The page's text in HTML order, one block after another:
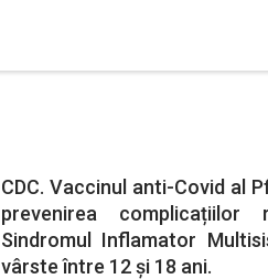
CDC. Vaccinul anti-Covid al
prevenirea
Sindromul Inflamator
vârste între 12 și 18 ani.